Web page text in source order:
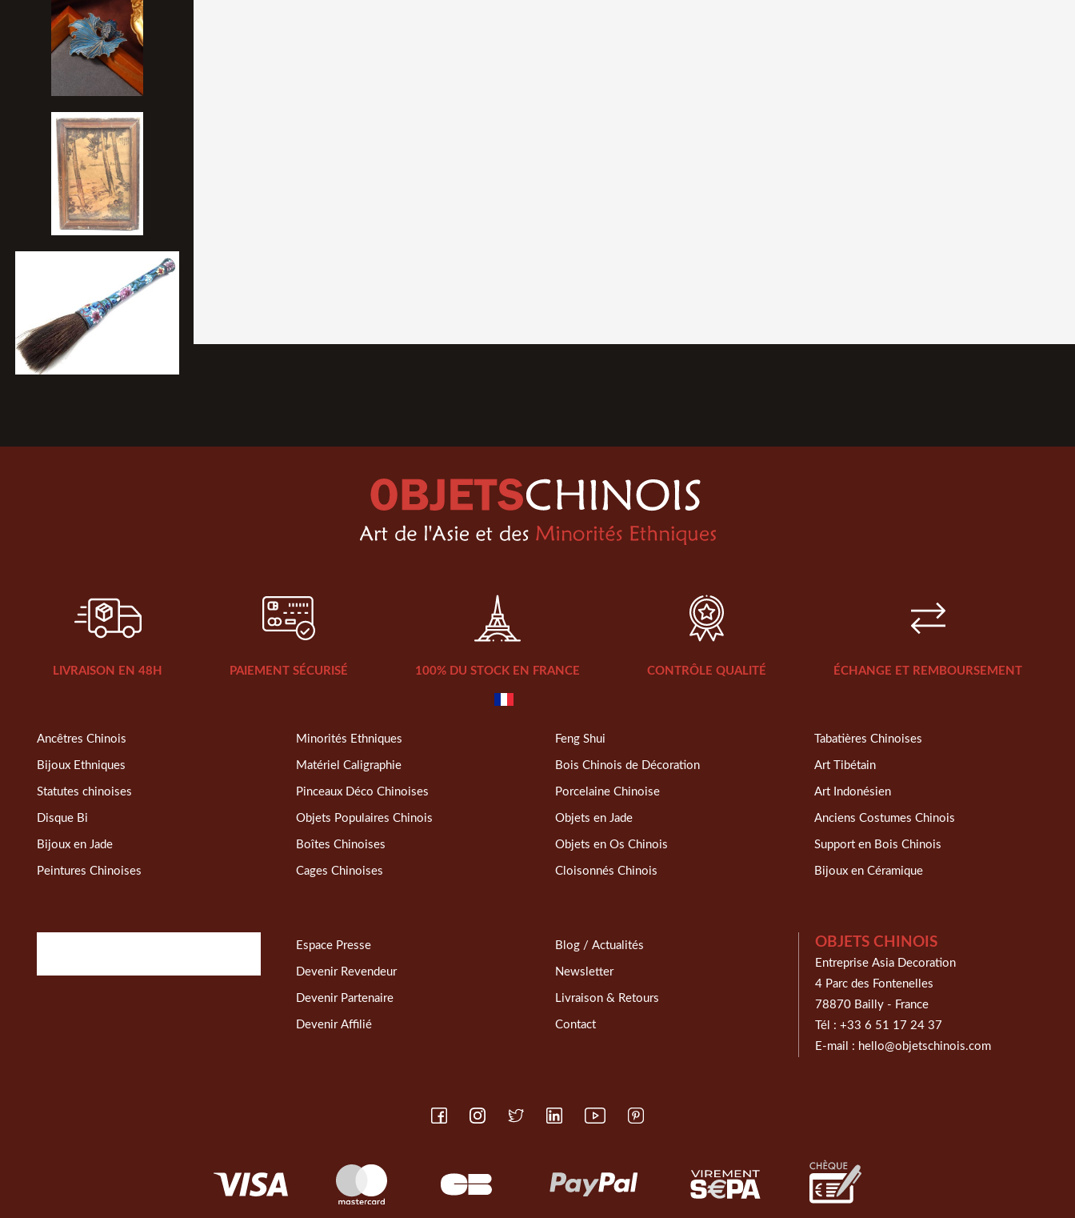
LIVRAISON EN 48H PAIEMENT SÉCURISÉ 100% DU STOCK EN FRANCE CONTRÔLE QUALITÉ ÉCHANGE ET REMBOURSEMENT
Ancêtres Chinois
Bijoux Ethniques
Statutes chinoises
Disque Bi
Bijoux en Jade
Peintures Chinoises
Minorités Ethniques
Matériel Caligraphie
Pinceaux Déco Chinoises
Objets Populaires Chinois
Boîtes Chinoises
Cages Chinoises
Feng Shui
Bois Chinois de Décoration
Porcelaine Chinoise
Objets en Jade
Objets en Os Chinois
Cloisonnés Chinois
Tabatières Chinoises
Art Tibétain
Art Indonésien
Anciens Costumes Chinois
Support en Bois Chinois
Bijoux en Céramique
Espace Presse
Devenir Revendeur
Devenir Partenaire
Devenir Affilié
Blog / Actualités
Newsletter
Livraison & Retours
Contact
OBJETS CHINOIS
Entreprise Asia Decoration
4 Parc des Fontenelles
78870 Bailly - France
Tél : +33 6 51 17 24 37
E-mail : hello@objetschinois.com